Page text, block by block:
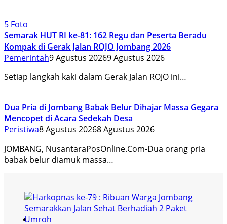
5 Foto
Semarak HUT RI ke-81: 162 Regu dan Peserta Beradu
Kompak di Gerak Jalan ROJO Jombang 2026
Pemerintah9 Agustus 20269 Agustus 2026
Setiap langkah kaki dalam Gerak Jalan ROJO ini…
Dua Pria di Jombang Babak Belur Dihajar Massa Gegara
Mencopet di Acara Sedekah Desa
Peristiwa8 Agustus 20268 Agustus 2026
JOMBANG, NusantaraPosOnline.Com-Dua orang pria
babak belur diamuk massa…